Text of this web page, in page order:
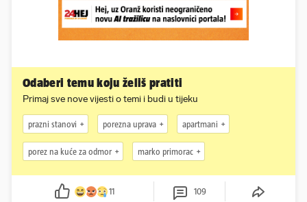
Odaberi temu koju želiš pratiti
Primaj sve nove vijesti o temi i budi u tijeku
prazni stanovi porezna uprava apartmani
porez na kuće za odmor marko primorac
11 109